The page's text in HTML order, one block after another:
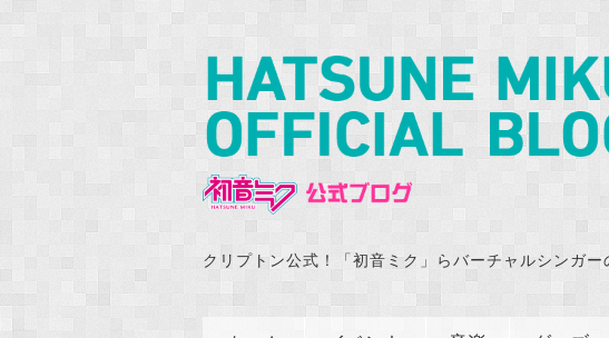
クリプトン公式！「初音ミク」らバーチャルシンガー